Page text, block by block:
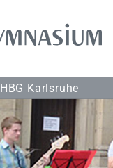
HBG Karlsruhe